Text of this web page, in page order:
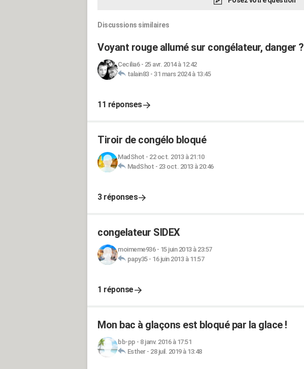
Discussions similaires
Voyant rouge allumé sur congélateur, danger ?
Cecilia6- 25 avr. 2014 à 12:42
talain83- 31 mars 2024 à 13:45
11 réponses
Tiroir de congélo bloqué
MadShot - 22 oct. 2013 à 21:10
MadShot - 23 oct. 2013 à 20:46
3 réponses
congelateur SIDEX
moimeme936- 15 juin 2013 à 23:57
papy35- 16 juin 2013 à 11:57
1 réponse
Mon bac à glaçons est bloqué par la glace !
bb-pp - 8 janv. 2016 à 17:51
Esther- 28 juil. 2019 à 13:48